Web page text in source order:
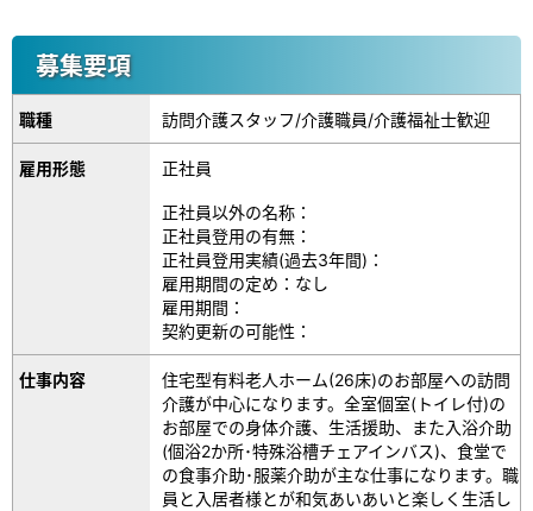
募集要項
職種 訪問介護スタッフ/介護職員/介護福祉士歓迎
雇用形態 正社員
正社員以外の名称：
正社員登用の有無：
正社員登用実績(過去3年間)：
雇用期間の定め：なし
雇用期間：
契約更新の可能性：
仕事内容
住宅型有料老人ホーム(26床)のお部屋への訪問
介護が中心になります。全室個室(トイレ付)の
お部屋での身体介護、生活援助、また入浴介助
(個浴2か所･特殊浴槽チェアインバス)、食堂で
の食事介助･服薬介助が主な仕事になります。職
員と入居者様とが和気あいあいと楽しく生活し